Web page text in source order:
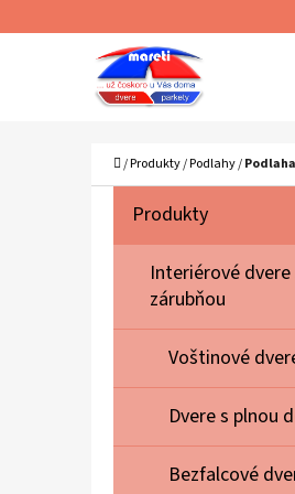
Domov
/Produkty/Podlahy/
Preskočiť
kategórie
K
T
Ó
I
Produkty
Interiérové dvere
zárubňou
Voštinové
Dvere s plnou
Bezfalcové
Späť
Späť